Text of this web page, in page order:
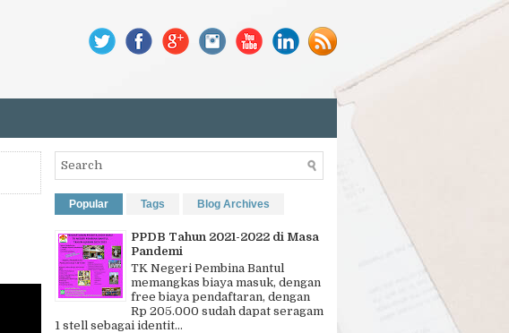
Popular Tags Blog Archives
PPDB Tahun 2021-2022 di Masa
Pandemi
TK Negeri Pembina Bantul
memangkas biaya masuk, dengan
free biaya pendaftaran, dengan
Rp 205.000 sudah dapat seragam
1 stell sebagai identit...